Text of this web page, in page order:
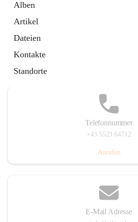
Alben
Artikel
Dateien
Kontakte
Standorte
Telefonnummer
+43 5523 64712
Anrufen
E-Mail Adresse